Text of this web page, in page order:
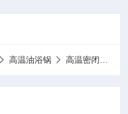
高温油浴锅 高温密闭式油浴槽